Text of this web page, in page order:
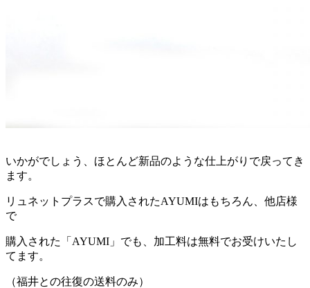
いかがでしょう、ほとんど新品のような仕上がりで戻ってき
ます。
リュネットプラスで購入されたAYUMIはもちろん、他店様
で
購入された「AYUMI」でも、加工料は無料でお受けいたし
てます。
（福井との往復の送料のみ）